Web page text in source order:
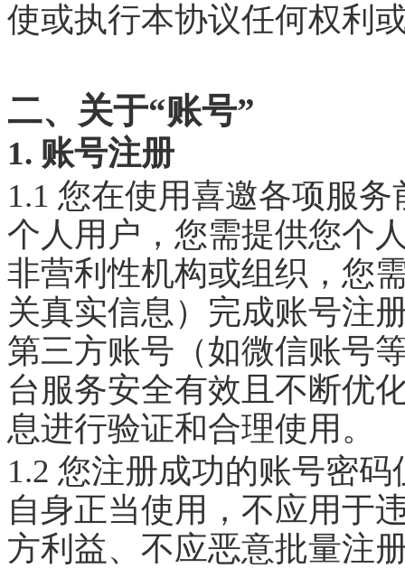
使或执行本协议任何权利
二、关于“账号”
1. 账号注册
1.1 您在使用喜邀各项服
个人用户，您需提供您个
非营利性机构或组织，您
关真实信息）完成账号注
第三方账号（如微信账号
台服务安全有效且不断优
息进行验证和合理使用。
1.2 您注册成功的账号密
自身正当使用，不应用于
方利益、不应恶意批量注